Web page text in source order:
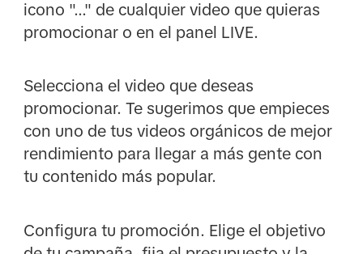
icono "..." de cualquier video que quieras
promocionar o en el panel LIVE.
Selecciona el video que deseas
promocionar. Te sugerimos que empieces
con uno de tus videos orgánicos de mejor
rendimiento para llegar a más gente con
tu contenido más popular.
Configura tu promoción. Elige el objetivo